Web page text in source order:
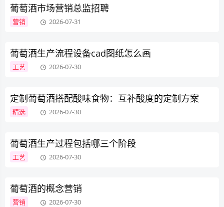
葡萄酒市场营销总监招聘
营销 2026-07-31
葡萄酒生产流程设备cad图纸怎么画
工艺 2026-07-30
定制葡萄酒搭配酸味食物：互补酸度的定制方案
精选 2026-07-30
葡萄酒生产过程包括哪三个阶段
工艺 2026-07-30
葡萄酒的概念营销
营销 2026-07-30